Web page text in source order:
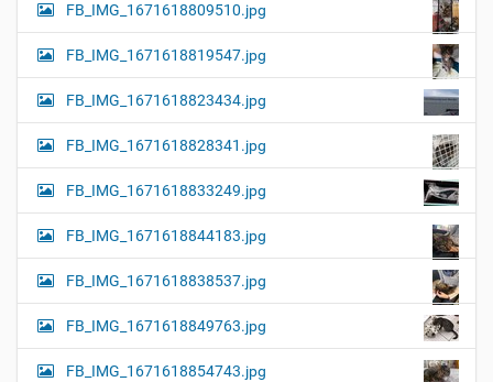
FB_IMG_1671618809510.jpg
FB_IMG_1671618819547.jpg
FB_IMG_1671618823434.jpg
FB_IMG_1671618828341.jpg
FB_IMG_1671618833249.jpg
FB_IMG_1671618844183.jpg
FB_IMG_1671618838537.jpg
FB_IMG_1671618849763.jpg
FB_IMG_1671618854743.jpg